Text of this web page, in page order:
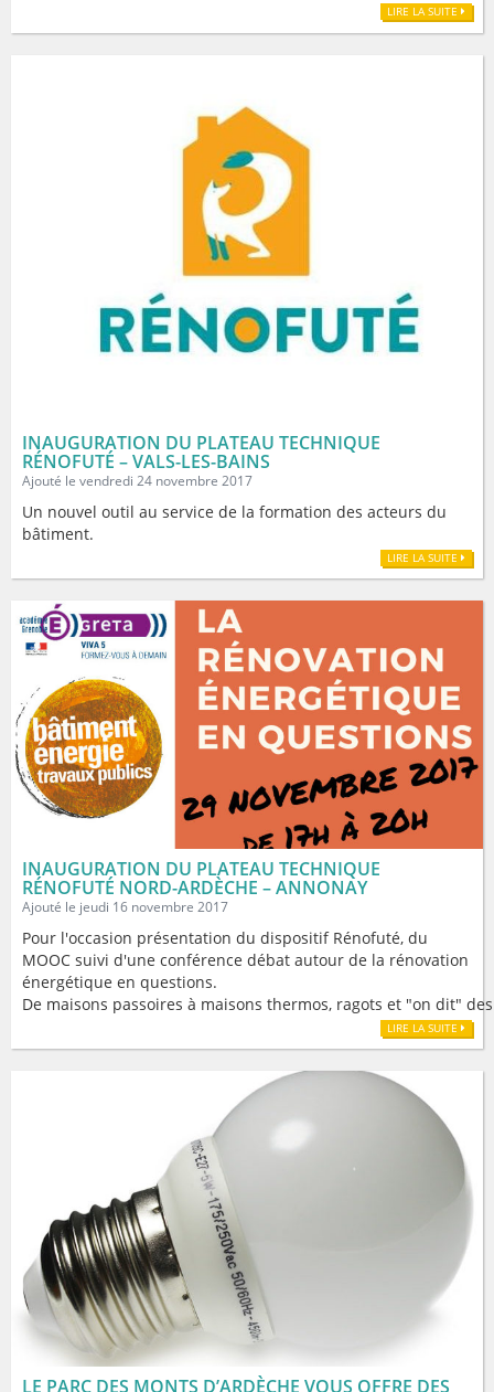
LIRE LA SUITE
INAUGURATION DU PLATEAU TECHNIQUE
RÉNOFUTÉ – VALS-LES-BAINS
Ajouté le vendredi 24 novembre 2017
Un nouvel outil au service de la formation des acteurs du
bâtiment.
LIRE LA SUITE
INAUGURATION DU PLATEAU TECHNIQUE
RÉNOFUTÉ NORD-ARDÈCHE – ANNONAY
Ajouté le jeudi 16 novembre 2017
Pour l'occasion présentation du dispositif Rénofuté, du
MOOC suivi d'une conférence débat autour de la rénovation
énergétique en questions.
De maisons passoires à maisons thermos, ragots et "on dit"
LIRE LA SUITE
LE PARC DES MONTS D’ARDÈCHE VOUS OFFRE DES